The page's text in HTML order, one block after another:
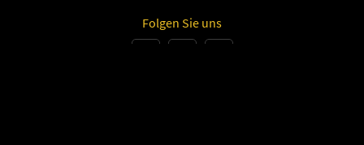
Folgen Sie uns